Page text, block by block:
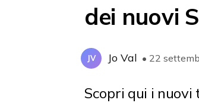
dei nuovi
JV Jo Val • 22
Scopri qui i